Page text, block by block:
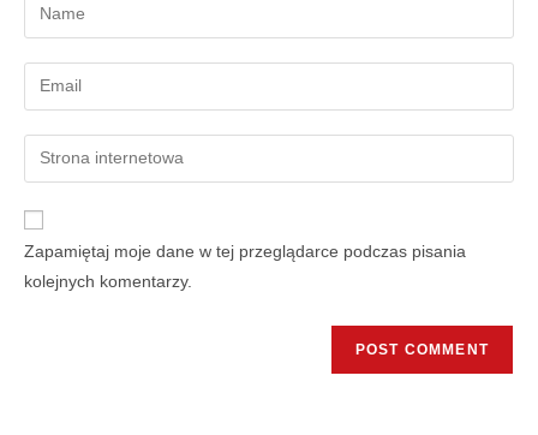
Zapamiętaj moje dane w tej przeglądarce podczas pisania
kolejnych komentarzy.